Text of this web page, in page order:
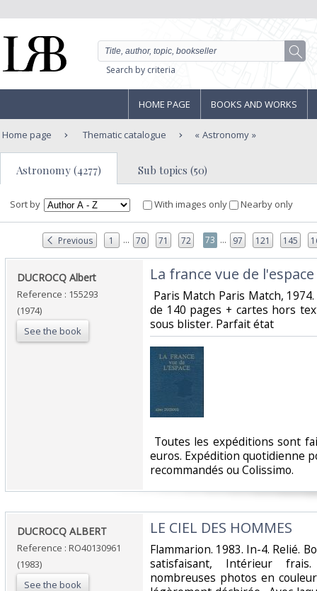
Search by criteria
HOME PAGE BOOKS AND WORKS
Home page Thematic catalogue Astronomy
Astronomy (4277) Sub topics (50)
Sort by With images only Nearby only
Previous 1 ... 70 71 72 73 ... 97 121 145
‎DUCROCQ Albert ‎
Reference : 155293
(1974)
See the book
‎La france vue de l'espace‎
Paris Match Paris Match,
de 140 pages + cartes hors
sous blister. Parfait état‎
Toutes les expéditions sont
euros. Expédition quotidienne
recommandés ou Colissimo. ‎
‎DUCROCQ ALBERT‎
Reference : RO40130961
(1983)
See the book
‎LE CIEL DES HOMMES‎
‎Flammarion. 1983. In-4. Relié.
satisfaisant, Intérieur
nombreuses photos en